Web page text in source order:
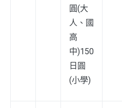
圓(大
人、國
高
中)150
日圓
(小學)